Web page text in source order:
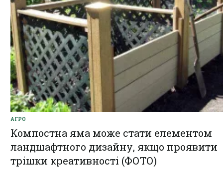
АГРО
Компостна яма може стати елементом
ландшафтного дизайну, якщо проявити
трішки креативності (ФОТО)